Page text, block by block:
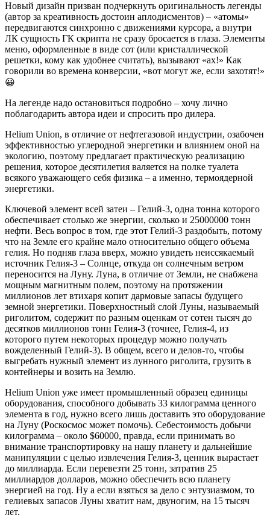
Новый дизайн призван подчеркнуть оригинальность легенды
(автор за креативность достоин аплодисментов) – «атомы»
передвигаются синхронно с движениями курсора, а внутри
ЛК сущность ГК скрипта не сразу бросается в глаза. Элементы
меню, оформленные в виде сот (или кристаллической
решетки, кому как удобнее считать), вызывают «ах!» Как
говорили во времена конверсии, «вот могут же, если захотят!»
😀
На легенде надо остановиться подробно – хочу лично
поблагодарить автора идеи и спросить про дилера.
Helium Union, в отличие от нефтегазовой индустрии, озабочен
эффективностью углеродной энергетики и влиянием оной на
экологию, поэтому предлагает практическую реализацию
решения, которое десятилетия валяется на полке туалета
всякого уважающего себя физика – а именно, термоядерной
энергетики.
Ключевой элемент всей затеи – Гелий-3, одна тонна которого
обеспечивает столько же энергии, сколько и 25000000 тонн
нефти. Весь вопрос в том, где этот Гелий-3 раздобыть, потому
что на Земле его крайне мало относительно общего объема
гелия. Но подняв глаза вверх, можно увидеть неиссякаемый
источник Гелия-3 – Солнце, откуда он солнечным ветром
переносится на Луну. Луна, в отличие от Земли, не снабжена
мощным магнитным полем, поэтому на протяжении
миллионов лет втихаря копит дармовые запасы будущего
земной энергетики. Поверхностный слой Луны, называемый
риголитом, содержит по разным оценкам от сотен тысяч до
десятков миллионов тонн Гелия-3 (точнее, Гелия-4, из
которого путем некоторых процедур можно получать
вожделенный Гелий-3). В общем, всего и делов-то, чтобы
выгребать нужный элемент из лунного риголита, грузить в
контейнеры и возить на Землю.
Helium Union уже имеет промышленный образец единицы
оборудования, способного добывать 33 килограмма ценного
элемента в год, нужно всего лишь доставить это оборудование
на Луну (Роскосмос может помочь). Себестоимость добычи
килограмма – около $60000, правда, если принимать во
внимание транспортировку на нашу планету и дальнейшие
манипуляции с целью извлечения Гелия-3, ценник вырастает
до миллиарда. Если перевезти 25 тонн, затратив 25
миллиардов долларов, можно обеспечить всю планету
энергией на год. Ну а если взяться за дело с энтузиазмом, то
гелиевых запасов Луны хватит нам, двуногим, на 15 тысяч
лет.